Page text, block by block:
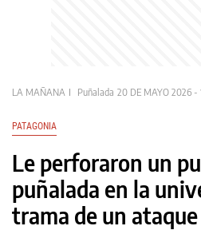
LA MAÑANA Puñalada 20 DE MAYO 2026 -
PATAGONIA
Le perforaron un
puñalada en la
trama de un